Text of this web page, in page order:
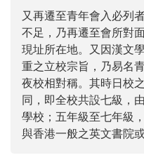
又再遷至青年會入必列
不足，乃再遷至會所對
現址所在地。又因漢文
重之立校宗旨，乃易名
夜校相對稱。其時日校
同，即全校共設七級，
學校；五年級至七年級
與香港一般之英文書院